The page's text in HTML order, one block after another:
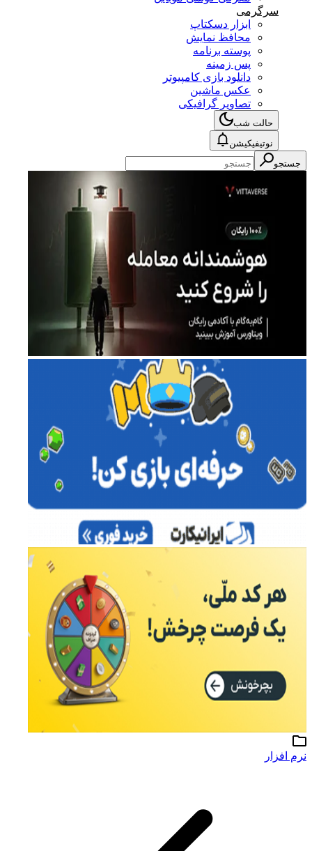
سرگرمی
ابزار دسکتاپ
محافظ نمایش
پوسته برنامه
پس زمینه
دانلود بازی کامپیوتر
عکس ماشین
تصاویر گرافیکی
حالت شب
نوتیفیکیشن
جستجو
نرم افزار